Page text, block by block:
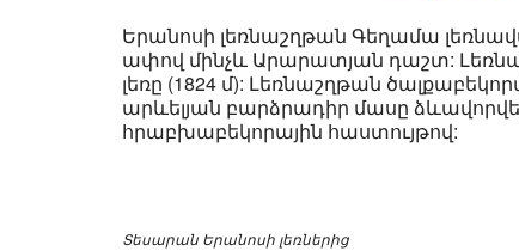
Երանոսի լեռնաշղթան Գեղամա
ափով մինչև Արարատյան դաշտ:
լեռը (1824 մ): Լեռնաշղթան
արևելյան բարձրադիր մասը
հրաբխաբեկորային հաստույթով:
Տեսարան Երանոսի լեռներից